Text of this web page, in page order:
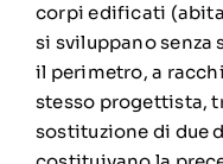
corpi edificati
si sviluppano
il perimetro, a
stesso progettista,
sostituzione di due